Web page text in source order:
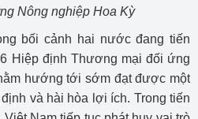
Nông nghiệp Hoa Kỳ
bối cảnh hai nước đang tiến
Hiệp định Thương mại đối ứng
hướng tới sớm đạt được một
và hài hòa lợi ích. Trong tiến